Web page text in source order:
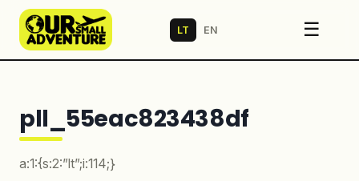
LT EN ☰
pll_55eac823438df
a:1:{s:2:”lt”;i:114;}